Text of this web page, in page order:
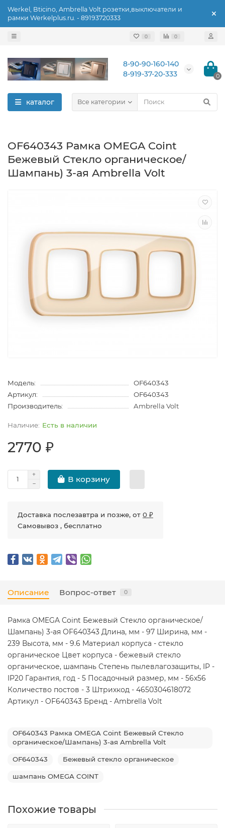
Werkel, Bticino, Ambrella Volt розетки,выключатели и
рамки Werkelplus.ru. - 89193720333
0 0
8-90-90-160-140
8-919-37-20-333
0
каталог Все категории
OF640343 Рамка OMEGA Coint
Бежевый Стекло органическое/
Шампань) 3-ая Ambrella Volt
Модель:
OF640343
Артикул:
OF640343
Производитель:
Ambrella Volt
Есть в наличии
2770 ₽
В корзину
Доставка послезавтра и позже, от 0 ₽
Самовывоз , бесплатно
Описание Вопрос-ответ 0
Рамка OMEGA Coint Бежевый Стекло органическое/
Шампань) 3-ая OF640343 Длина, мм - 97 Ширина, мм -
239 Высота, мм - 9.6 Материал корпуса - стекло
органическое Цвет корпуса - бежевый стекло
органическое, шампань Степень пылевлагозащиты, IP -
IP20 Гарантия, год - 5 Посадочный размер, мм - 56x56
Количество постов - 3 Штрихкод - 4650304618072
Артикул - OF640343 Бренд - Ambrella Volt
OF640343 Рамка OMEGA Coint Бежевый Стекло
органическое/Шампань) 3-ая Ambrella Volt
OF640343 Бежевый стекло органическое
шампань OMEGA COINT
Похожие товары